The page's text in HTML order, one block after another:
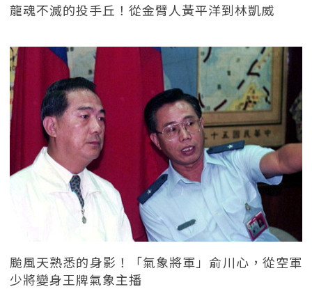
龍魂不滅的投手丘！從金臂人黃平洋到林凱威
颱風天熟悉的身影！「氣象將軍」俞川心，從空軍
少將變身王牌氣象主播